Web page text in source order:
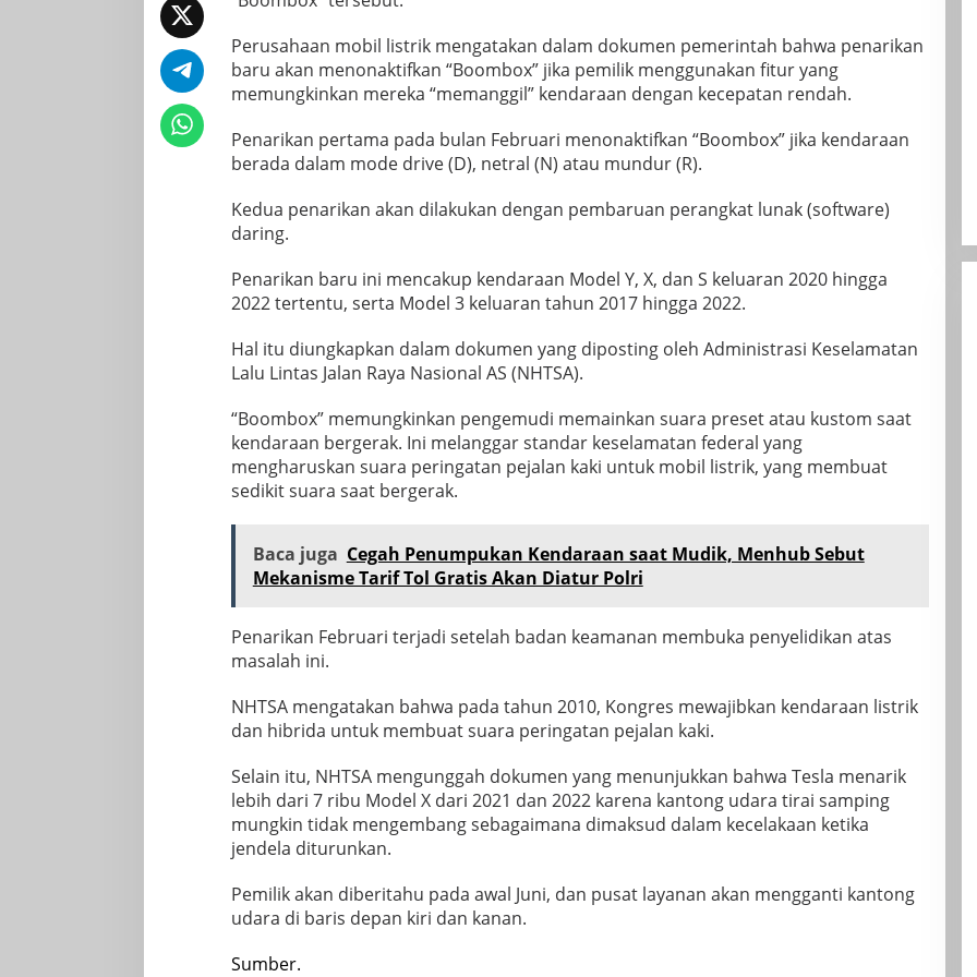
Perusahaan mobil listrik mengatakan dalam dokumen pemerintah bahwa penarikan
baru akan menonaktifkan “Boombox” jika pemilik menggunakan fitur yang
memungkinkan mereka “memanggil” kendaraan dengan kecepatan rendah.
Penarikan pertama pada bulan Februari menonaktifkan “Boombox” jika kendaraan
berada dalam mode drive (D), netral (N) atau mundur (R).
Kedua penarikan akan dilakukan dengan pembaruan perangkat lunak (software)
daring.
Penarikan baru ini mencakup kendaraan Model Y, X, dan S keluaran 2020 hingga
2022 tertentu, serta Model 3 keluaran tahun 2017 hingga 2022.
Hal itu diungkapkan dalam dokumen yang diposting oleh Administrasi Keselamatan
Lalu Lintas Jalan Raya Nasional AS (NHTSA).
“Boombox” memungkinkan pengemudi memainkan suara preset atau kustom saat
kendaraan bergerak. Ini melanggar standar keselamatan federal yang
mengharuskan suara peringatan pejalan kaki untuk mobil listrik, yang membuat
sedikit suara saat bergerak.
Baca juga Cegah Penumpukan Kendaraan saat Mudik, Menhub Sebut
Mekanisme Tarif Tol Gratis Akan Diatur Polri
Penarikan Februari terjadi setelah badan keamanan membuka penyelidikan atas
masalah ini.
NHTSA mengatakan bahwa pada tahun 2010, Kongres mewajibkan kendaraan listrik
dan hibrida untuk membuat suara peringatan pejalan kaki.
Selain itu, NHTSA mengunggah dokumen yang menunjukkan bahwa Tesla menarik
lebih dari 7 ribu Model X dari 2021 dan 2022 karena kantong udara tirai samping
mungkin tidak mengembang sebagaimana dimaksud dalam kecelakaan ketika
jendela diturunkan.
Pemilik akan diberitahu pada awal Juni, dan pusat layanan akan mengganti kantong
udara di baris depan kiri dan kanan.
Sumber.